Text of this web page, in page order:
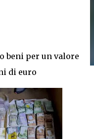
beni per un valore
di euro